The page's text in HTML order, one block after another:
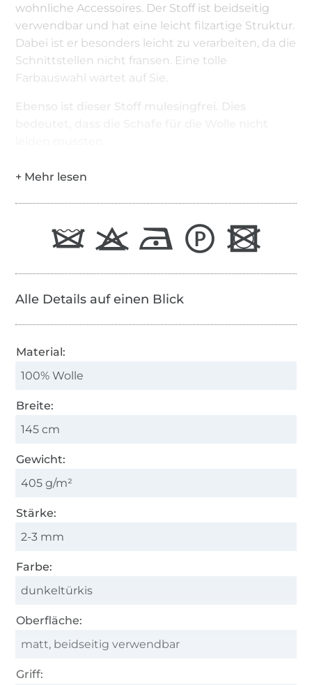
wohnliche Accessoires. Der Stoff ist beidseitig
verwendbar und hat eine leicht filzartige Struktur.
Dabei ist er besonders leicht zu verarbeiten, da die
Schnittstellen nicht fransen. Eine tolle
Farbauswahl wartet auf Sie.
Ebenso ist dieser Stoff mulesingfrei. Dies
Alle Details auf einen Blick
Material:
100% Wolle
Breite:
145 cm
Gewicht:
405 g/m²
Stärke:
2-3 mm
Farbe:
dunkeltürkis
Oberfläche:
matt, beidseitig verwendbar
Griff: